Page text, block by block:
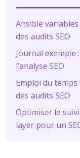
Ansible
des audits SEO
Journal
l’analyse SEO
Emploi du
des audits SEO
Optimiser le
layer pour un